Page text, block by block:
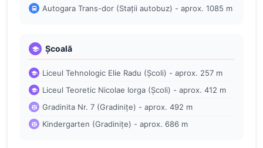
Autogara Trans-dor (Stații autobuz) - aprox. 1085 m
Școală
Liceul Tehnologic Elie Radu (Școli) - aprox. 257 m
Liceul Teoretic Nicolae Iorga (Școli) - aprox. 412 m
Gradinita Nr. 7 (Gradinițe) - aprox. 492 m
Kindergarten (Gradinițe) - aprox. 686 m